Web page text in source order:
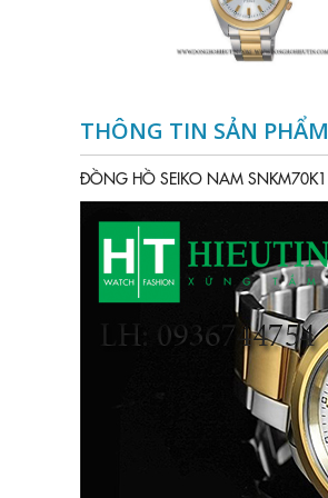
THÔNG TIN SẢN PHẨM
ĐỒNG HỒ SEIKO NAM SNKM70K1